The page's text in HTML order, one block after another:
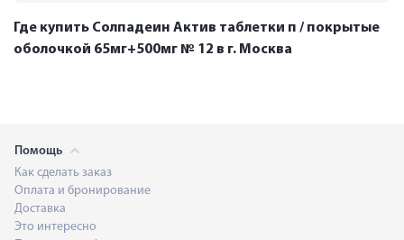
Где купить Солпадеин Актив таблетки п / покрытые
оболочкой 65мг+500мг № 12 в г. Москва
Помощь
Как сделать заказ
Оплата и бронирование
Доставка
Это интересно